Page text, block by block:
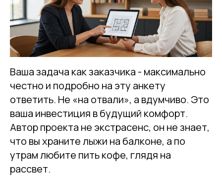
Ваша задача как заказчика - максимально
честно и подробно на эту анкету
ответить. Не «на отвали», а вдумчиво. Это
ваша инвестиция в будущий комфорт.
Автор проекта не экстрасенс, он не знает,
что вы храните лыжи на балконе, а по
утрам любите пить кофе, глядя на
рассвет.